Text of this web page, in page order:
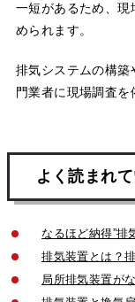
一短があるため、現
められます。
排気システムの構築
門業者に現場調査を
よく読まれ
なるほど納得”排
排気装置とは？
局所排気装置が